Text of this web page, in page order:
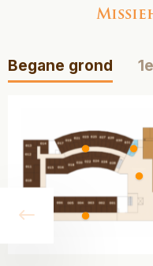
vorige
Begane grond